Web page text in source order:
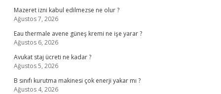
Mazeret izni kabul edilmezse ne olur ?
Ağustos 7, 2026
Eau thermale avene güneş kremi ne işe yarar ?
Ağustos 6, 2026
Avukat staj ücreti ne kadar ?
Ağustos 5, 2026
B sınıfı kurutma makinesi çok enerji yakar mı ?
Ağustos 4, 2026